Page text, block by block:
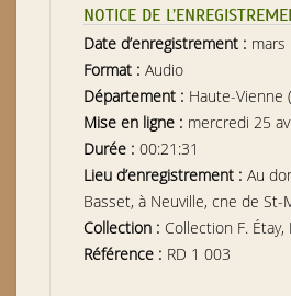
NOTICE DE
Date d’enregistrement : mars
Format : Audio
Département : Haute-Vienne
Mise en ligne : mercredi 25
Durée : 00:21:31
Lieu d’enregistrement : Au
Basset, à Neuville, cne de St-
Collection : Collection F. Étay,
Référence : RD 1 003